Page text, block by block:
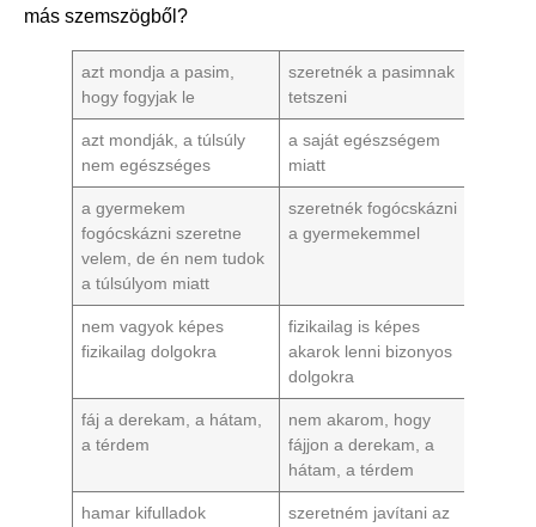
más szemszögből?
azt mondja a pasim,
hogy fogyjak le
szeretnék a pasimnak
tetszeni
azt mondják, a túlsúly
nem egészséges
a saját egészségem
miatt
a gyermekem
fogócskázni szeretne
velem, de én nem tudok
a túlsúlyom miatt
szeretnék fogócskázni
a gyermekemmel
nem vagyok képes
fizikailag dolgokra
fizikailag is képes
akarok lenni bizonyos
dolgokra
fáj a derekam, a hátam,
a térdem
nem akarom, hogy
fájjon a derekam, a
hátam, a térdem
hamar kifulladok
szeretném javítani az